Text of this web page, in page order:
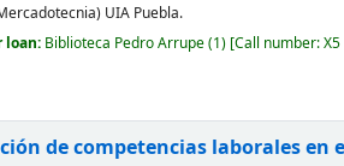
UIA Puebla.
loan: Biblioteca Pedro Arrupe(1) Call number:
de competencias laborales en